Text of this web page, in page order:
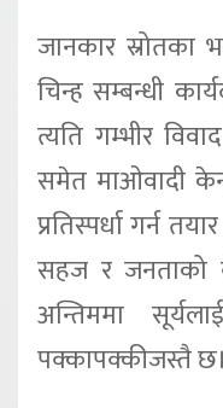
जानकार स्रोतका
चिन्ह सम्बन्धी
त्यति गम्भीर
समेत माओवादी
प्रतिस्पर्धा गर्न
सहज र जनताको
अन्तिममा
पक्कापक्कीजस्तै छ।